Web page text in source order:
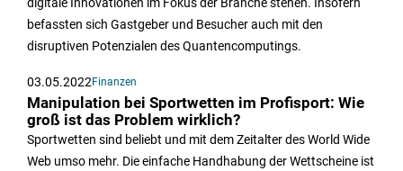
digitale Innovationen im Fokus der Branche stehen. Insofern
befassten sich Gastgeber und Besucher auch mit den
disruptiven Potenzialen des Quantencomputings.
03.05.2022Finanzen
Manipulation bei Sportwetten im Profisport: Wie
groß ist das Problem wirklich?
Sportwetten sind beliebt und mit dem Zeitalter des World Wide
Web umso mehr. Die einfache Handhabung der Wettscheine ist